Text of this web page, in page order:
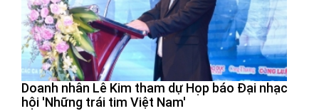
Doanh nhân Lê Kim tham dự Họp báo Đại nhạc
hội 'Những trái tim Việt Nam'